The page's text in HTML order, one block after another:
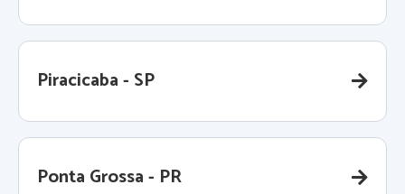
Piracicaba - SP
Ponta Grossa - PR